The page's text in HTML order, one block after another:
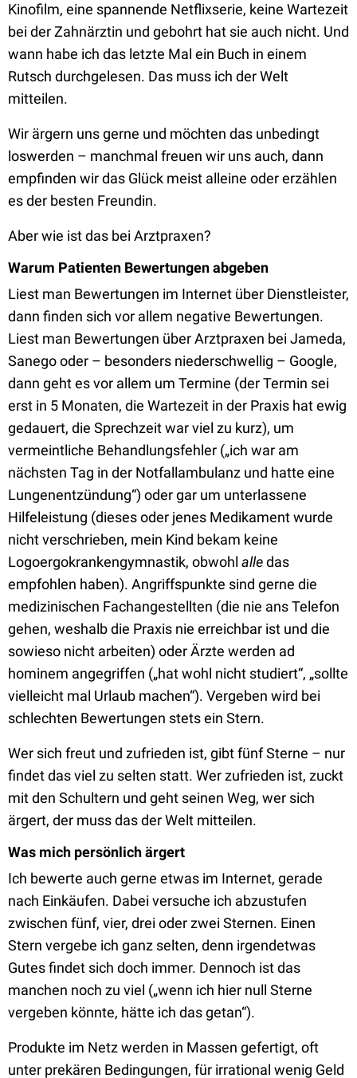
Kinofilm, eine spannende Netflixserie, keine Wartezeit
bei der Zahnärztin und gebohrt hat sie auch nicht. Und
wann habe ich das letzte Mal ein Buch in einem
Rutsch durchgelesen. Das muss ich der Welt
mitteilen.
Wir ärgern uns gerne und möchten das unbedingt
loswerden – manchmal freuen wir uns auch, dann
empfinden wir das Glück meist alleine oder erzählen
es der besten Freundin.
Aber wie ist das bei Arztpraxen?
Warum Patienten Bewertungen abgeben
Liest man Bewertungen im Internet über Dienstleister,
dann finden sich vor allem negative Bewertungen.
Liest man Bewertungen über Arztpraxen bei Jameda,
Sanego oder – besonders niederschwellig – Google,
dann geht es vor allem um Termine (der Termin sei
erst in 5 Monaten, die Wartezeit in der Praxis hat ewig
gedauert, die Sprechzeit war viel zu kurz), um
vermeintliche Behandlungsfehler („ich war am
nächsten Tag in der Notfallambulanz und hatte eine
Lungenentzündung“) oder gar um unterlassene
Hilfeleistung (dieses oder jenes Medikament wurde
nicht verschrieben, mein Kind bekam keine
Logoergokrankengymnastik, obwohl alledas
empfohlen haben). Angriffspunkte sind gerne die
medizinischen Fachangestellten (die nie ans Telefon
gehen, weshalb die Praxis nie erreichbar ist und die
sowieso nicht arbeiten) oder Ärzte werden ad
hominem angegriffen („hat wohl nicht studiert“, „sollte
vielleicht mal Urlaub machen“). Vergeben wird bei
schlechten Bewertungen stets ein Stern.
Wer sich freut und zufrieden ist, gibt fünf Sterne – nur
findet das viel zu selten statt. Wer zufrieden ist, zuckt
mit den Schultern und geht seinen Weg, wer sich
ärgert, der muss das der Welt mitteilen.
Was mich persönlich ärgert
Ich bewerte auch gerne etwas im Internet, gerade
nach Einkäufen. Dabei versuche ich abzustufen
zwischen fünf, vier, drei oder zwei Sternen. Einen
Stern vergebe ich ganz selten, denn irgendetwas
Gutes findet sich doch immer. Dennoch ist das
manchen noch zu viel („wenn ich hier null Sterne
vergeben könnte, hätte ich das getan“).
Produkte im Netz werden in Massen gefertigt, oft
unter prekären Bedingungen, für irrational wenig Geld